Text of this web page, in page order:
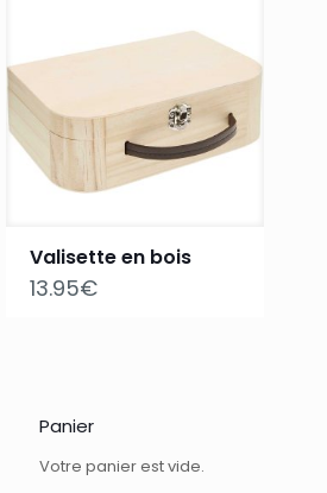
Valisette en bois
13.95€
Panier
Votre panier est vide.